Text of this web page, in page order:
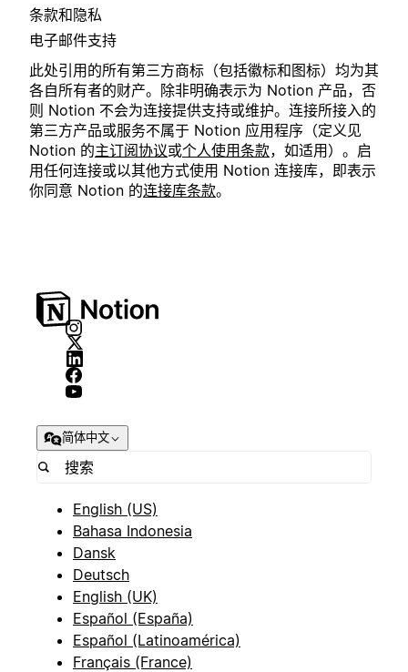
条款和隐私
电子邮件支持
此处引用的所有第三方商标（包括徽标和图标）均为其
各自所有者的财产。除非明确表示为 Notion 产品，否
则 Notion 不会为连接提供支持或维护。连接所接入的
第三方产品或服务不属于 Notion 应用程序（定义见
Notion 的主订阅协议或个人使用条款，如适用）。启
用任何连接或以其他方式使用 Notion 连接库，即表示
你同意 Notion 的连接库条款。
简体中文
English (US)
Bahasa Indonesia
Dansk
Deutsch
English (UK)
Español (España)
Español (Latinoamérica)
Français (France)